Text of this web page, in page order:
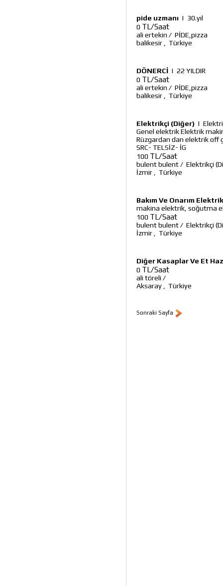
pide uzmanı | 30.yıl
0 TL/Saat
ali ertekin / PİDE,pizza
balikesir
Türkiye
DÖNERCİ | 22 YILDIR
0 TL/Saat
ali ertekin / PİDE,pizza
balikesir
Türkiye
Elektrikçi (Diğer) |
Genel elektrik Elektrik
Rüzgardan dan elektrik off
SRC- TELSİZ- İG
100 TL/Saat
bulent bulent/ Elektrikçi
İzmir
Türkiye
Bakım Ve Onarım
makina elektrik, soğutma
100 TL/Saat
bulent bulent/ Elektrikçi
İzmir
Türkiye
Diğer Kasaplar Ve Et
0 TL/Saat
ali töreli /
Aksaray
Türkiye
Sonraki Sayfa